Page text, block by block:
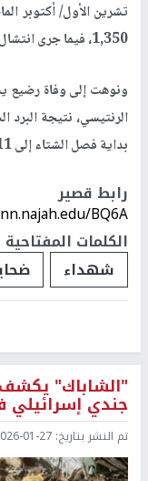
1,350، فيما جرى انتشال 714 جثمانا.
الرنتيسي، نتيجة البرد
بداية فصل الشتاء إلى 11.
رابط قصير
BQ6A/
الكلمات المفتاحية
شهداء
"الشاباك"
جندي
تم النشر بتاريخ: 01-27 11:38